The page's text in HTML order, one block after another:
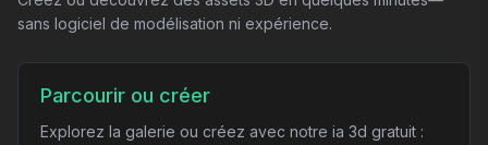
sans logiciel de modélisation ni expérience.
Parcourir ou créer
Explorez la galerie ou créez avec notre ia 3d gratuit :